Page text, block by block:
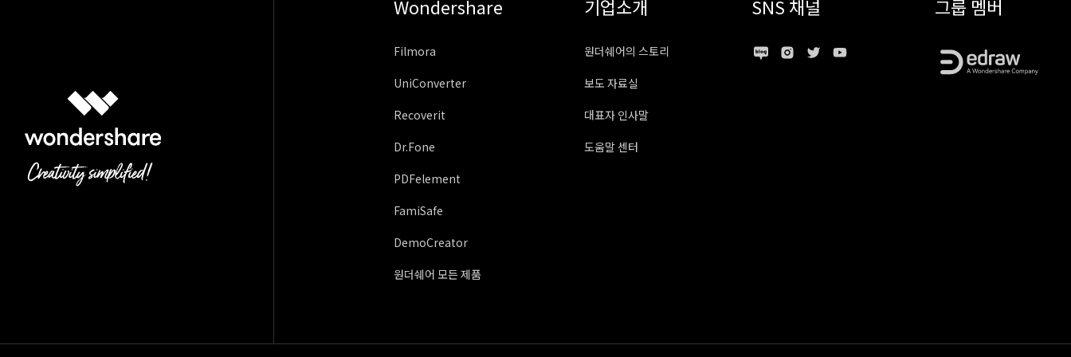
Wondershare
Filmora
UniConverter
Recoverit
Dr.Fone
PDFelement
FamiSafe
DemoCreator
원더쉐어 모든 제품
기업소개
원더쉐어의 스토리
보도 자료실
대표자 인사말
도움말 센터
SNS 채널 그룹 멤버